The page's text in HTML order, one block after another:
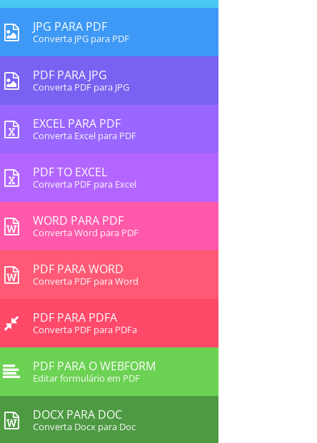
JPG PARA PDF
Converta JPG para PDF
PDF PARA JPG
Converta PDF para JPG
EXCEL PARA PDF
Converta Excel para PDF
PDF TO EXCEL
Converta PDF para Excel
WORD PARA PDF
Converta Word para PDF
PDF PARA WORD
Converta PDF para Word
PDF PARA PDFA
Converta PDF para PDFa
PDF PARA O WEBFORM
Editar formulário em PDF
DOCX PARA DOC
Converta Docx para Doc